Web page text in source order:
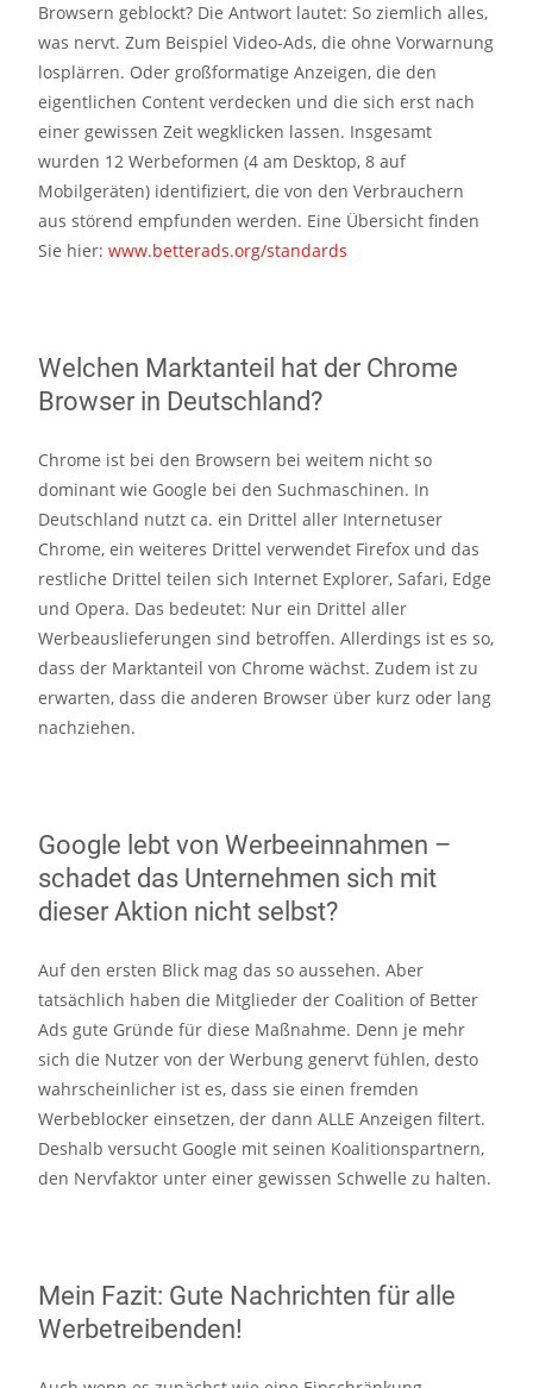
Browsern geblockt? Die Antwort lautet: So ziemlich alles,
was nervt. Zum Beispiel Video-Ads, die ohne Vorwarnung
losplärren. Oder großformatige Anzeigen, die den
eigentlichen Content verdecken und die sich erst nach
einer gewissen Zeit wegklicken lassen. Insgesamt
wurden 12 Werbeformen (4 am Desktop, 8 auf
Mobilgeräten) identifiziert, die von den Verbrauchern
aus störend empfunden werden. Eine Übersicht finden
Sie hier: www.betterads.org/standards
Welchen Marktanteil hat der Chrome
Browser in Deutschland?
Chrome ist bei den Browsern bei weitem nicht so
dominant wie Google bei den Suchmaschinen. In
Deutschland nutzt ca. ein Drittel aller Internetuser
Chrome, ein weiteres Drittel verwendet Firefox und das
restliche Drittel teilen sich Internet Explorer, Safari, Edge
und Opera. Das bedeutet: Nur ein Drittel aller
Werbeauslieferungen sind betroffen. Allerdings ist es so,
dass der Marktanteil von Chrome wächst. Zudem ist zu
erwarten, dass die anderen Browser über kurz oder lang
nachziehen.
Google lebt von Werbeeinnahmen –
schadet das Unternehmen sich mit
dieser Aktion nicht selbst?
Auf den ersten Blick mag das so aussehen. Aber
tatsächlich haben die Mitglieder der Coalition of Better
Ads gute Gründe für diese Maßnahme. Denn je mehr
sich die Nutzer von der Werbung genervt fühlen, desto
wahrscheinlicher ist es, dass sie einen fremden
Werbeblocker einsetzen, der dann ALLE Anzeigen filtert.
Deshalb versucht Google mit seinen Koalitionspartnern,
den Nervfaktor unter einer gewissen Schwelle zu halten.
Mein Fazit: Gute Nachrichten für alle
Werbetreibenden!